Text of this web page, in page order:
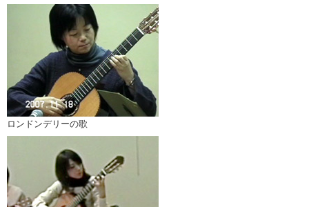
ロンドンデリーの歌